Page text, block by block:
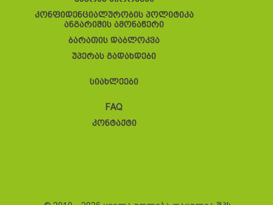
კონფიდენციალურობის პოლიტიკა
ანგარიშის ამონაწერი
ბარათის დაბლოკვა
უპერას გადახდები
სიახლეები
FAQ
კონტაქტი